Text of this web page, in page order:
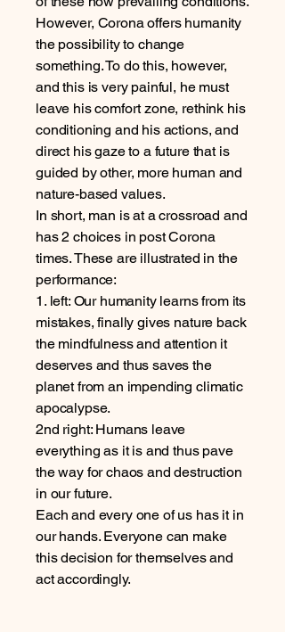
However, Corona offers humanity
the possibility to change
something. To do this, however,
and this is very painful, he must
leave his comfort zone, rethink his
conditioning and his actions, and
direct his gaze to a future that is
guided by other, more human and
nature-based values.
In short, man is at a crossroad and
has 2 choices in post Corona
times. These are illustrated in the
performance:
1. left: Our humanity learns from its
mistakes, finally gives nature back
the mindfulness and attention it
deserves and thus saves the
planet from an impending climatic
apocalypse.
2nd right: Humans leave
everything as it is and thus pave
the way for chaos and destruction
in our future.
Each and every one of us has it in
our hands. Everyone can make
this decision for themselves and
act accordingly.